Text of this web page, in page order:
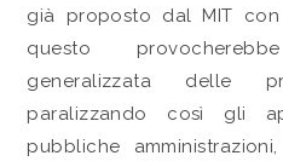
già proposto dal MIT
questo
generalizzata delle
paralizzando così gli
pubbliche